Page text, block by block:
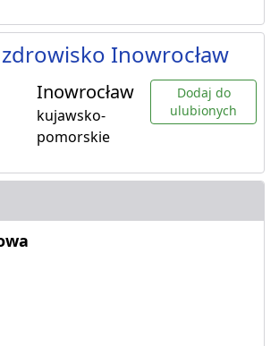
Inowrocław
Inowrocław
kujawsko-
pomorskie
Dodaj do
ulubionych